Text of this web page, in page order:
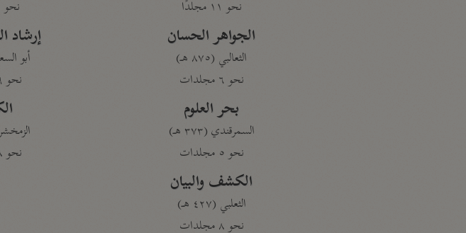
نحو ١١ مجلدًا
الجواهر الحسان
الثعالبي (٨٧٥ هـ)
نحو ٦ مجلدات
بحر العلوم
السمرقندي (٣٧٣ هـ)
نحو ٥ مجلدات
الكشف والبيان
الثعلبي (٤٢٧ هـ)
نحو ٨ مجلدات
نحو ٢٢ مجلدًا
إرشاد
أبو
نحو ٩ مجلدات
الزمخشري
نحو ٨ مجلدات